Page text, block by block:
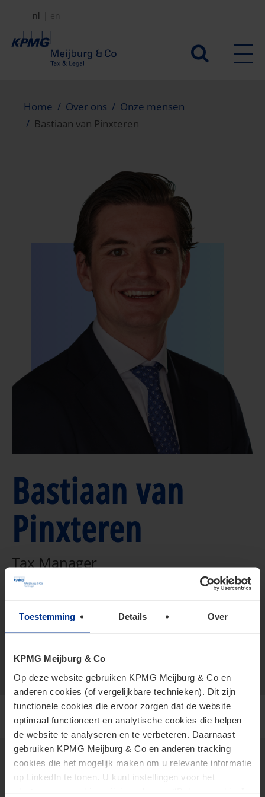
Toestemming Details Over
KPMG Meijburg & Co
Op deze website gebruiken KPMG Meijburg & Co en
anderen cookies (of vergelijkbare technieken). Dit zijn
functionele cookies die ervoor zorgen dat de website
optimaal functioneert en analytische cookies die helpen
de website te analyseren en te verbeteren. Daarnaast
gebruiken KPMG Meijburg & Co en anderen tracking
cookies die het mogelijk maken om u relevante informatie
op LinkedIn te tonen. U kunt instellingen voor het
naar
Secundair
nl en
Home Over ons
Onze mensen
Bastiaan van Pinxteren
Bastiaan van
Pinxteren
Tax Manager
vCard
vanpinxteren.bastiaan@kpmg.com
Thema's